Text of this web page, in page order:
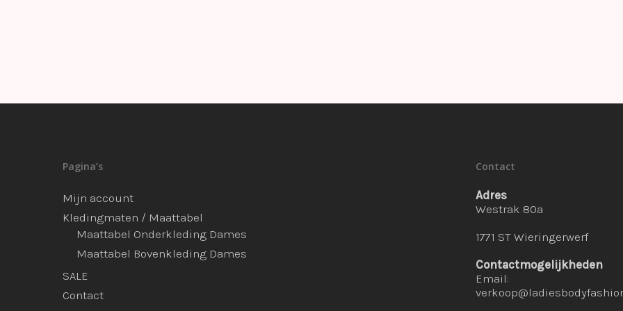
Pagina’s
Mijn account
Kledingmaten / Maattabel
Maattabel Onderkleding Dames
Maattabel Bovenkleding Dames
SALE
Contact
Contact
Adres
Westrak 80a
1771 ST Wieringerwerf
Contactmogelijkheden
Email: